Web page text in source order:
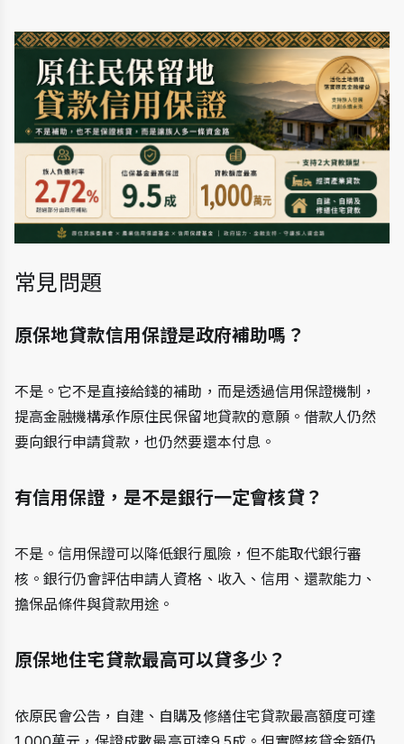
常見問題
原保地貸款信用保證是政府補助嗎？
不是。它不是直接給錢的補助，而是透過信用保證機制，
提高金融機構承作原住民保留地貸款的意願。借款人仍然
要向銀行申請貸款，也仍然要還本付息。
有信用保證，是不是銀行一定會核貸？
不是。信用保證可以降低銀行風險，但不能取代銀行審
核。銀行仍會評估申請人資格、收入、信用、還款能力、
擔保品條件與貸款用途。
原保地住宅貸款最高可以貸多少？
依原民會公告，自建、自購及修繕住宅貸款最高額度可達